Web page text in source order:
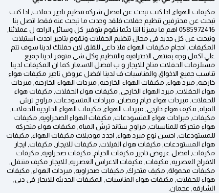
مكيفات الهواء, اذا كنت تبحث عن افضل شركه تنظيم تاجير حفلات, اذا كنت
تبحث عن محترفين تنظيم حفلات فلقد وجدت ما تبحث عنه فقط اتصل بنا
0585972416 اهم ما يميزنا اننا دئما نقوم بتوفير كل وسائل الراحه ل عملائنا,
ونبحث عن كل جديد فى مجال تنظيم الحفلات ونقوم بتاجير احدث استيلات
المكيفات, احجام مكيفات الهواء فلا داعى للقلق لان حفلتك لدينا سوف تتم
علي اكمل وجه بمنتهى الاحترافيه والتنظيم وكل شى متوفر لدينا جميع
مستلزمات الحفلات متاح للايجار و ب افضل الاسعار كما ان المكيفات لدينا
تناسب جميع الاذواق والمناسبات ف لدينا افضل عروض تاجير مكيفات هواء
خارجيه, مبرد هواء, مكيفات الهواء الخارجيه, مبردات الهواء الخارجيه, مبردات
هواء الحفلات, مبرد الهواء الخارجى, مكيفات هواء الحفلات, مكيفات هواء
للحفلات, مبردات هواء خيام رمضان, مبرادات المتسودعات, مراوح ترش
المياه, مكيف هواء خارجى, مبردات الهواء, مكيفات الهواء الخارجيه للحفلات,
مكيفات, مبرادات هواء المتسودعات, مكيفات الهواء الصحراويه, مكيفات
هواء متحركه للمناسبات, مراوح ستاند ترش المياه, مكيفات هواء متحركه
للمستودعات, احسن نوع مبرد هواء, اجدد موديلات مكيفات الهواء, مكيفات
هواء المستودعات, مكيفات هواء الفيلات, مكيفات للايجار, مكيفات, ايجار
مكيفات, افضل عروض تاجير مكيفات الخيام, مكيفات صحراوية, مكيفات
الافراح العصريه, مكيفات, مكيفات الاعراس العصريه, للايجار مكيف متنقل,
مكيفات محمولة, مكيف متحرك, مكيفات صحراويه, مبردات الهواء, مكيفات
هواء للحفلات, مكيفات هواء المناسبات, المكيفات الحديثه للايجار فى دبي,
الشارقه, عجمان.